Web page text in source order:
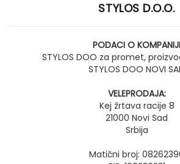
STYLOS D.O.O.
PODACI O KOMPANIJI
STYLOS DOO za promet,
STYLOS DOO NOVI
VELEPRODAJA:
Kej žrtava racije 8
21000 Novi Sad
Srbija
Matični broj: